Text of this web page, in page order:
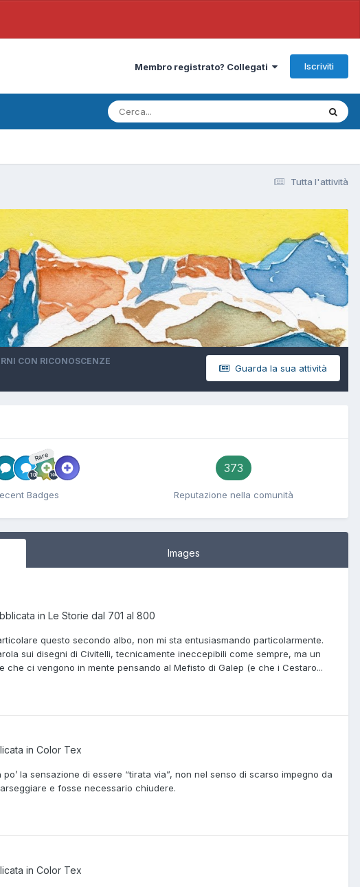
Membro registrato? Collegati Iscriviti
Tutta l'attività
Guarda la sua attività
CON RICONOSCENZE
Rare
Badges
373
Reputazione nella comunità
Images
in Le Storie dal 701 al 800
questo secondo albo, non mi sta entusiasmando particolarmente.
sui disegni di Civitelli, tecnicamente ineccepibili come sempre, ma un
ci vengono in mente pensando al Mefisto di Galep (e che i Cestaro...
in Color Tex
la sensazione di essere “tirata via”, non nel senso di scarso impegno da
e fosse necessario chiudere.
in Color Tex